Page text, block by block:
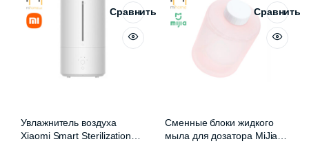
Сравнить
Увлажнитель воздуха
Xiaomi Smart Sterilization
Сравнить
Сменные блоки жидкого
мыла для дозатора MiJia